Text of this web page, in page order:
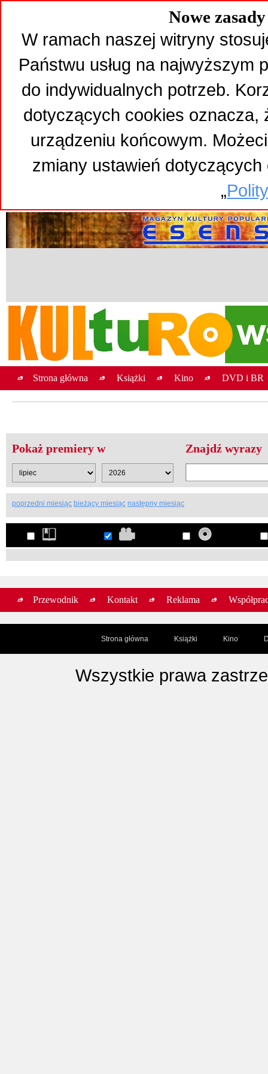
Nowe
W ramach naszej witryny
Państwu usług na najwyższym
do indywidualnych potrzeb.
dotyczących cookies oznacza,
urządzeniu końcowym.
zmiany ustawień
„
Strona główna Książki Kino DVD i BR
Pokaż premiery w Znajdź wyrazy
poprzedni miesiąc bieżący miesiąc następny miesiąc
Przewodnik Kontakt Reklama
Strona główna Książki Kino
Wszystkie prawa